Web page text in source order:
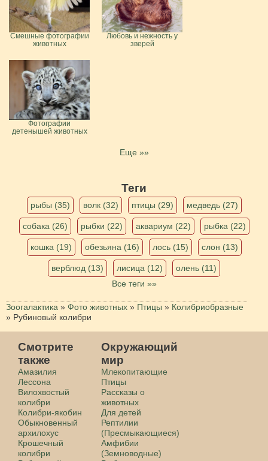
Смешные фотографии
животных
Любовь и нежность у
зверей
Фотографии
детенышей животных
Еще »»
Теги
рыбы (35) волк (32) птицы (29) медведь (27)
собака (26) рыбки (22) аквариум (22) рыбка (22)
кошка (19) обезьяна (16) лось (15) слон (13)
верблюд (13) лисица (12)
олень (11)
Все теги »»
Зоогалактика » Фото животных » Птицы » Колибриобразные
» Рубиновый колибри
Смотрите
также
Амазилия
Лессона
Вилохвостый
колибри
Колибри-якобин
Обыкновенный
архилохус
Крошечный
колибри
Окружающий
мир
Млекопитающие
Птицы
Рассказы о
животных
Для детей
Рептилии
(Пресмыкающиеся)
Амфибии
(Земноводные)